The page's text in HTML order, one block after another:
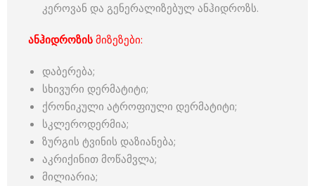
კეროვან და გენერალიზებულ ანჰიდროზს.
ანჰიდროზის მიზეზები:
დაბერება;
სხივური დერმატიტი;
ქრონიკული ატროფიული დერმატიტი;
სკლეროდერმია;
ზურგის ტვინის დაზიანება;
აკრიქინით მოწამვლა;
მილიარია;